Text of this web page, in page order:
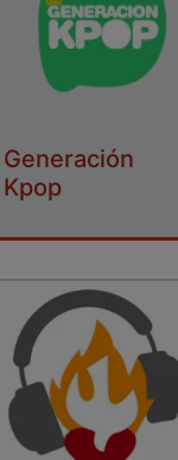
Generación
Kpop